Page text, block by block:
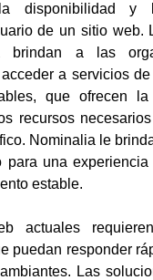
la disponibilidad y
de un sitio web.
brindan a las
a servicios
que ofrecen
recursos
Nominalia le
para una experiencia
estable.
actuales
puedan responder
Las